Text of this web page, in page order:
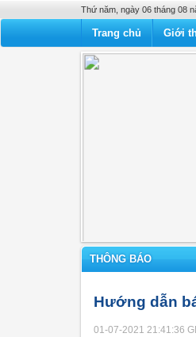
Thứ năm, ngày 06 tháng 08
Trang chủ Giới
THÔNG BÁO
Hướng dẫn
01-07-2021 21:41:36